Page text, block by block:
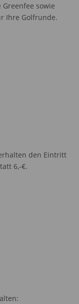
sowie
Ihre Golfrunde.
den Eintritt
6,-€.